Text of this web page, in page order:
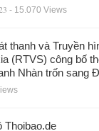
- 15.070 Views
thanh và Truyền
(RTVS) công bố
Nhàn trốn sang
Thoibao.de